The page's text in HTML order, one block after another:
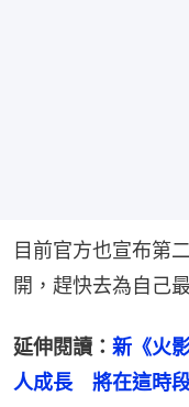
目前官方也宣布第
開，趕快去為自己
延伸閱讀： 新《火
人成長　將在這時